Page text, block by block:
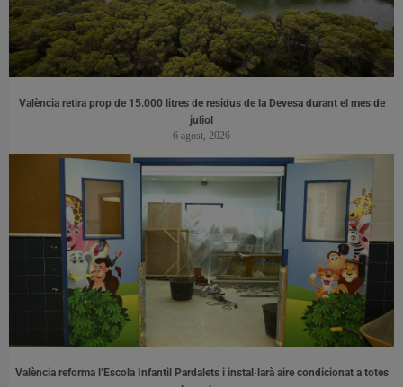
València retira prop de 15.000 litres de residus de la Devesa durant el mes de
juliol
6 agost, 2026
València reforma l’Escola Infantil Pardalets i instal·larà aire condicionat a totes